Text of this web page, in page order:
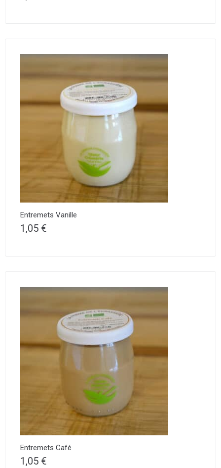
Entremets Vanille
1,05 €
Entremets Café
1,05 €